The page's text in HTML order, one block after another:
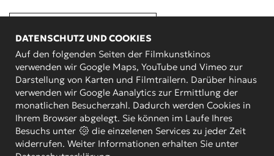
DATENSCHUTZ UND COOKIES
Auf den folgenden Seiten der Filmkunstkinos
verwenden wir Google Maps, YouTube und Vimeo zur
Darstellung von Karten und Filmtrailern. Darüber hinaus
verwenden wir Google Aanalytics zur Ermittlung der
monatlichen Besucherzahl. Dadurch werden Cookies in
Ihrem Browser abgelegt. Sie können im Laufe Ihres
Besuchs unter
die einzelenen Services zu jeder Zeit
widerrufen. Weiter Informationen erhalten Sie unter